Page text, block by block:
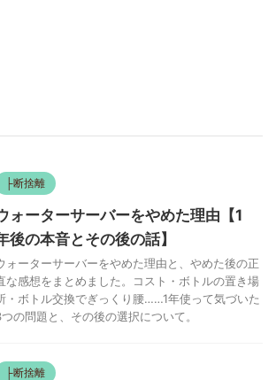
├断捨離
ォーターサーバーをやめた理由【1
後の本音とその後の話】
ォーターサーバーをやめた理由と、やめた後の正
な感想をまとめました。コスト・ボトルの置き場
・ボトル交換でぎっくり腰……1年使って気づいた
の問題と、その後の選択について。
├断捨離